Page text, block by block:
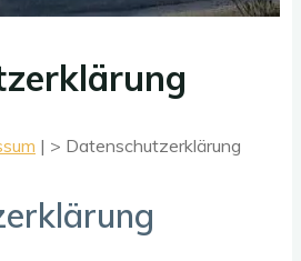
| > Datenschutzerklärung